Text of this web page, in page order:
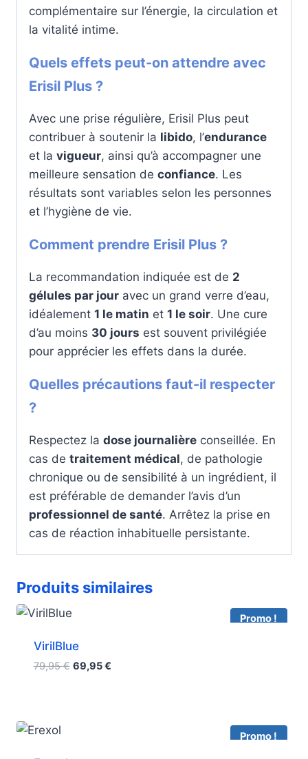
complémentaire sur l’énergie, la circulation et
la vitalité intime.
Quels effets peut-on attendre avec
Erisil Plus ?
Avec une prise régulière, Erisil Plus peut
contribuer à soutenir la libido, l’endurance
et la vigueur, ainsi qu’à accompagner une
meilleure sensation de confiance. Les
résultats sont variables selon les personnes
et l’hygiène de vie.
Comment prendre Erisil Plus ?
La recommandation indiquée est de 2
gélules par jour avec un grand verre d’eau,
idéalement 1 le matin et 1 le soir. Une cure
d’au moins 30 jours est souvent privilégiée
pour apprécier les effets dans la durée.
Quelles précautions faut-il respecter
?
Respectez la dose journalière conseillée. En
cas de traitement médical, de pathologie
chronique ou de sensibilité à un ingrédient, il
est préférable de demander l’avis d’un
professionnel de santé. Arrêtez la prise en
cas de réaction inhabituelle persistante.
Produits similaires
Promo !
VirilBlue
79,95€ Le
69,95€Le
Promo !